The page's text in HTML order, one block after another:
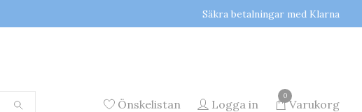
Säkra betalningar med Klarna
Önskelistan Logga in
0
Varukorg